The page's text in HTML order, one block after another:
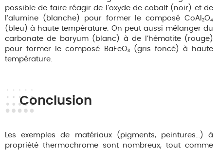
possible de faire réagir de l’oxyde de cobalt (noir) et de
l’alumine (blanche) pour former le composé CoAl 2O4
(bleu) à haute température. On peut aussi mélanger du
carbonate de baryum (blanc) à de l’hématite (rouge)
pour former le composé BaFeO3(gris foncé) à haute
température.
Conclusion
Les exemples de matériaux (pigments, peintures...) à
propriété thermochrome sont nombreux, tout comme